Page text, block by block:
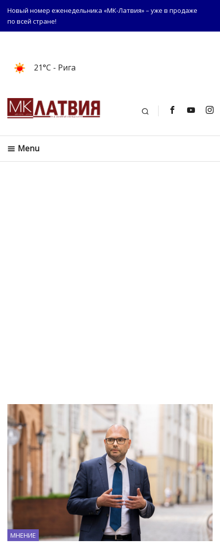
Новый номер еженедельника «МК-Латвия» – уже в продаже
по всей стране!
21°C - Рига
Поиск
Menu
МНЕНИЕ